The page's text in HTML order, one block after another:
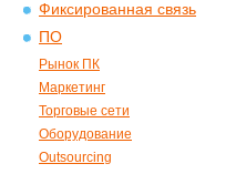
Фиксированная связь
ПО
Рынок ПК
Маркетинг
Торговые сети
Оборудование
Outsourcing